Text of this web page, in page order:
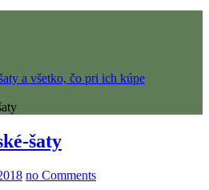
a všetko, čo pri ich kúpe
šaty
no Comments